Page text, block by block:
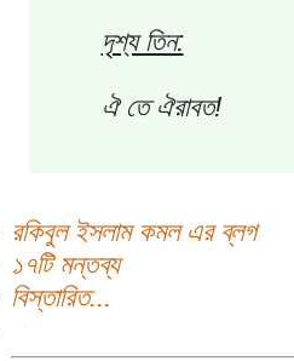
দৃশ্য তিন:
ঐ তে ঐরাবত!
রকিবুল ইসলাম কমল এর ব্লগ
১৭টি মন্তব্য
বিস্তারিত...